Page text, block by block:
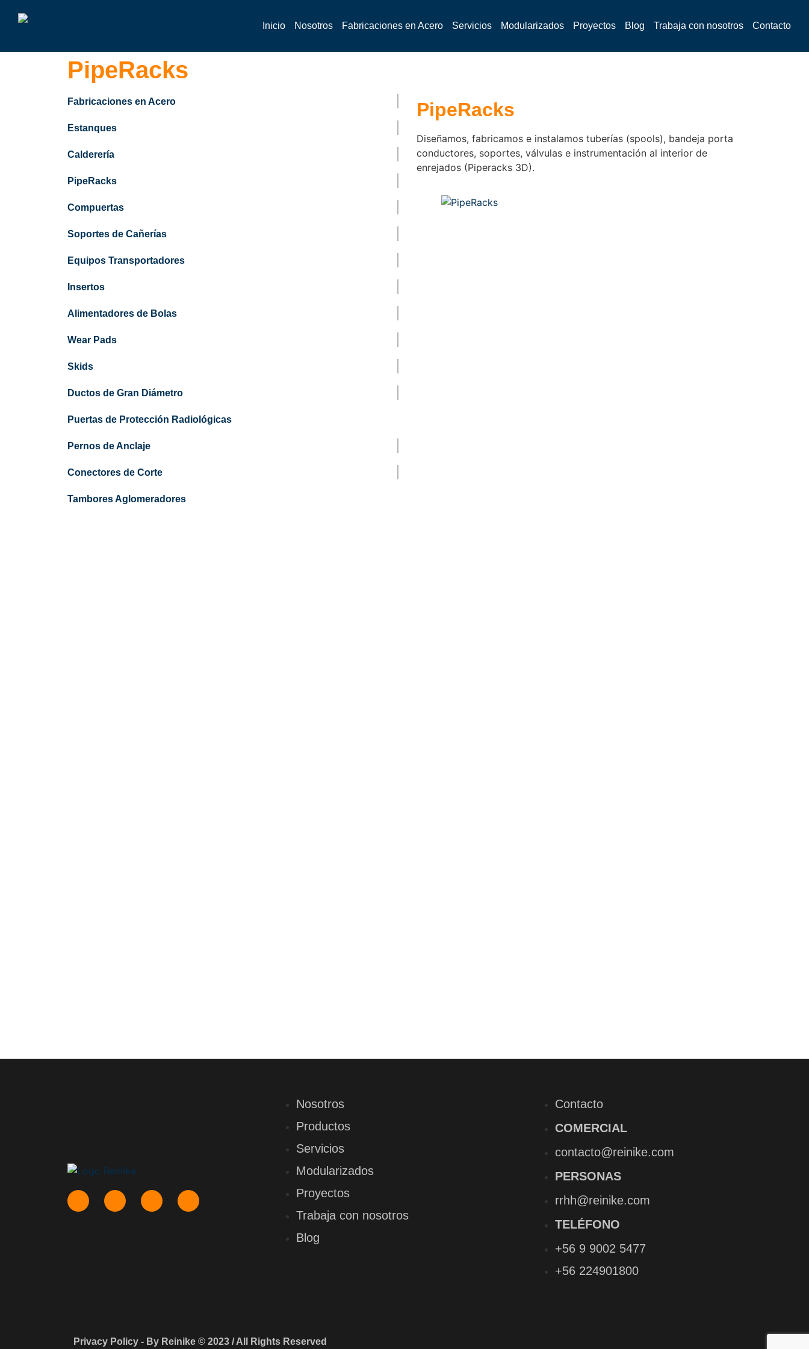
Inicio Nosotros Fabricaciones en Acero Servicios Modularizados Proyectos Blog Trabaja con nosotros Contacto
PipeRacks
Fabricaciones en Acero
Estanques
Calderería
PipeRacks
Compuertas
Soportes de Cañerías
Equipos Transportadores
Insertos
Alimentadores de Bolas
Wear Pads
Skids
Ductos de Gran Diámetro
Puertas de Protección Radiológicas
Pernos de Anclaje
Conectores de Corte
Tambores Aglomeradores
PipeRacks
Diseñamos, fabricamos e instalamos tuberías (spools), bandeja porta
conductores, soportes, válvulas e instrumentación al interior de
enrejados (Piperacks 3D).
Nosotros
Productos
Servicios
Modularizados
Proyectos
Trabaja con nosotros
Blog
Contacto
COMERCIAL
contacto@reinike.com
PERSONAS
rrhh@reinike.com
TELÉFONO
+56 9 9002 5477
+56 224901800
Privacy Policy - By Reinike © 2023 / All Rights Reserved